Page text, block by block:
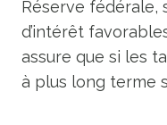
Réserve fédérale,
d’intérêt
assure que si les
à plus long terme